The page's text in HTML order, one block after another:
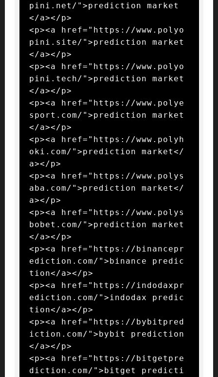
pini.net/">prediction market
</a></p>
<p><a href="https://www.polyo
pini.site/">prediction market
</a></p>
<p><a href="https://www.polyo
pini.tech/">prediction market
</a></p>
<p><a href="https://www.polye
sport.com/">prediction market
</a></p>
<p><a href="https://www.polyh
oki.com/">prediction market</
a></p>
<p><a href="https://www.polys
aba.com/">prediction market</
a></p>
<p><a href="https://www.polys
bobet.com/">prediction market
</a></p>
<p><a href="https://binancepr
ediction.com/">binance predic
tion</a></p>
<p><a href="https://indodaxpr
ediction.com/">indodax predic
tion</a></p>
<p><a href="https://bybitpred
iction.com/">bybit prediction
</a></p>
<p><a href="https://bitgetpre
diction.com/">bitget predicti